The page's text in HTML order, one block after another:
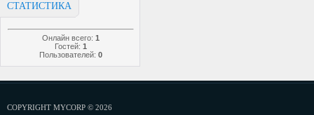
СТАТИСТИКА
Онлайн всего: 1
Гостей: 1
Пользователей: 0
COPYRIGHT MYCORP © 2026